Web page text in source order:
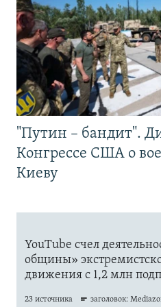
"Путин – бандит".
Конгрессе США о
Киеву